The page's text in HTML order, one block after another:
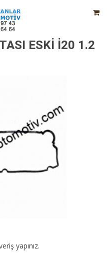
ESKİ İ20 1.2
yapınız.